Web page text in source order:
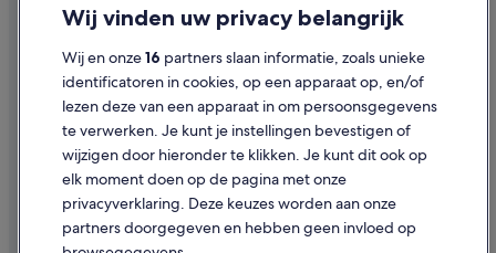
Gebruiksvoorwaarden
Juridische informatie/Contact
Inhoudsrichtlijnen en inhoud rapporteren
Hulp
Contact
Wij vinden uw privacy belangrijk
Wij en onze16 partners slaan informatie, zoals unieke
identificatoren in cookies, op een apparaat op, en/of
lezen deze van een apparaat in om persoonsgegevens
te verwerken. Je kunt je instellingen bevestigen of
wijzigen door hieronder te klikken. Je kunt dit ook op
elk moment doen op de pagina met onze
privacyverklaring. Deze keuzes worden aan onze
partners doorgegeven en hebben geen invloed op